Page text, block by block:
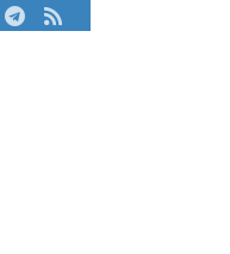
Telegram
RSS